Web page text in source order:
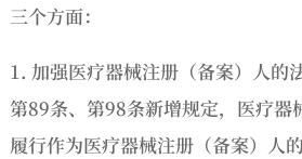
三个方面：
1. 加强医疗器械注册（备案）人的
第89条、第98条新增规定，医疗器
履行作为医疗器械注册（备案）人